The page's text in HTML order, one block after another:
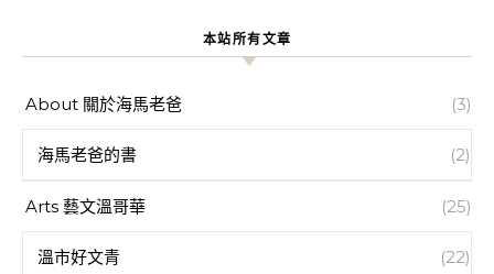
本站所有文章
About 關於海馬老爸 (3)
海馬老爸的書 (2)
Arts 藝文溫哥華 (25)
溫市好文青 (22)